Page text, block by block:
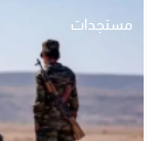
مستجدات